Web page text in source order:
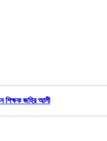
শিক্ষক জহির আলী